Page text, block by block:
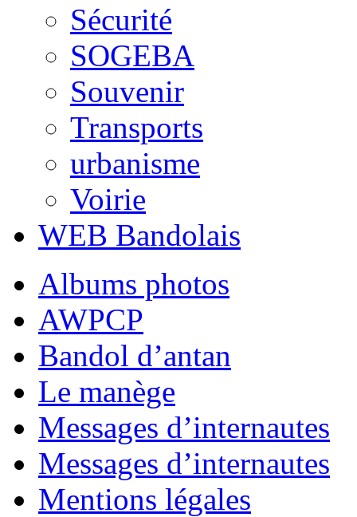
Sécurité
SOGEBA
Souvenir
Transports
urbanisme
Voirie
WEB Bandolais
Albums photos
AWPCP
Bandol d’antan
Le manège
Messages d’internautes
Messages d’internautes
Mentions légales